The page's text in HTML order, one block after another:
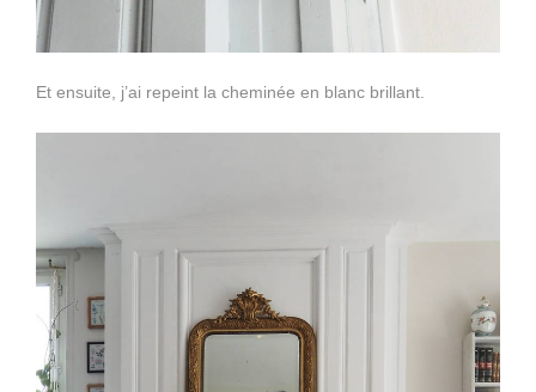
Et ensuite, j’ai repeint la cheminée en blanc brillant.